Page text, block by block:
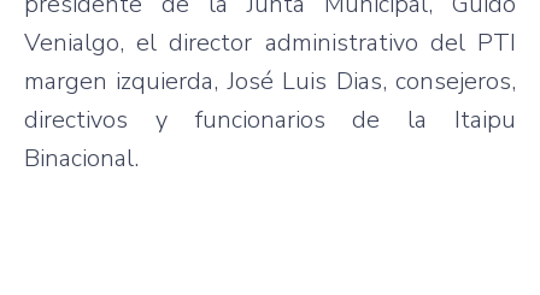
Venialgo, el director administrativo del PTI
margen izquierda, José Luis Dias, consejeros,
directivos y funcionarios de la Itaipu
Binacional.